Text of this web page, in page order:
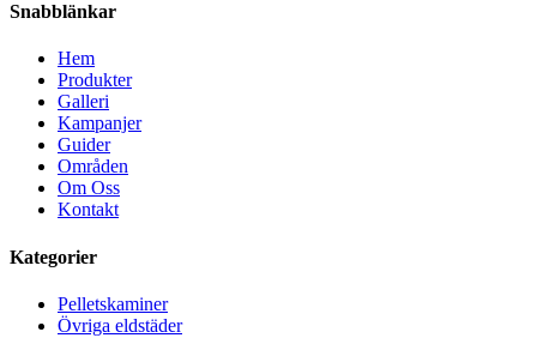
Snabblänkar
Hem
Produkter
Galleri
Kampanjer
Guider
Områden
Om Oss
Kontakt
Kategorier
Pelletskaminer
Övriga eldstäder